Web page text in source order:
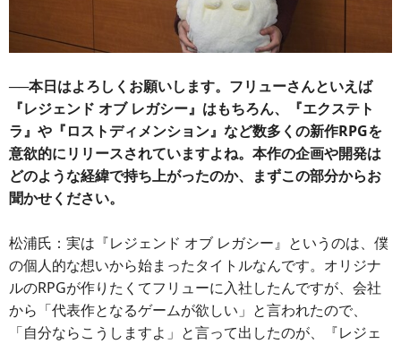
──本日はよろしくお願いします。フリューさんといえば
『レジェンド オブ レガシー』はもちろん、『エクステト
ラ』や『ロストディメンション』など数多くの新作RPGを
意欲的にリリースされていますよね。本作の企画や開発は
どのような経緯で持ち上がったのか、まずこの部分からお
聞かせください。
松浦氏：実は『レジェンド オブ レガシー』というのは、僕
の個人的な想いから始まったタイトルなんです。オリジナ
ルのRPGが作りたくてフリューに入社したんですが、会社
から「代表作となるゲームが欲しい」と言われたので、
「自分ならこうしますよ」と言って出したのが、『レジェ